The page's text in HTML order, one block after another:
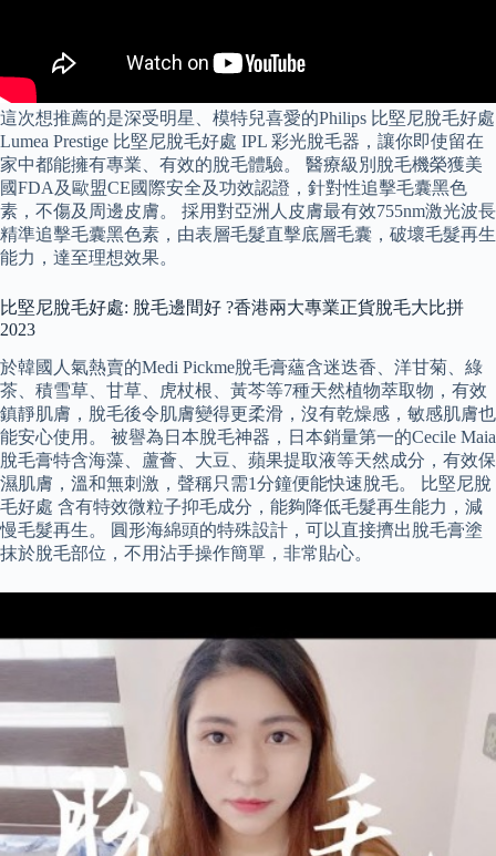
這次想推薦的是深受明星、模特兒喜愛的Philips 比堅尼脫毛好處
Lumea Prestige 比堅尼脫毛好處 IPL 彩光脫毛器，讓你即使留在
家中都能擁有專業、有效的脫毛體驗。 醫療級別脫毛機榮獲美
國FDA及歐盟CE國際安全及功效認證，針對性追擊毛囊黑色
素，不傷及周邊皮膚。 採用對亞洲人皮膚最有效755nm激光波長
精準追擊毛囊黑色素，由表層毛髮直擊底層毛囊，破壞毛髮再生
能力，達至理想效果。
比堅尼脫毛好處: 脫毛邊間好 ?香港兩大專業正貨脫毛大比拼
2023
於韓國人氣熱賣的Medi Pickme脫毛膏蘊含迷迭香、洋甘菊、綠
茶、積雪草、甘草、虎杖根、黃芩等7種天然植物萃取物，有效
鎮靜肌膚，脫毛後令肌膚變得更柔滑，沒有乾燥感，敏感肌膚也
能安心使用。 被譽為日本脫毛神器，日本銷量第一的Cecile Maia
脫毛膏特含海藻、蘆薈、大豆、蘋果提取液等天然成分，有效保
濕肌膚，溫和無刺激，聲稱只需1分鐘便能快速脫毛。 比堅尼脫
毛好處 含有特效微粒子抑毛成分，能夠降低毛髮再生能力，減
慢毛髮再生。 圓形海綿頭的特殊設計，可以直接擠出脫毛膏塗
抹於脫毛部位，不用沾手操作簡單，非常貼心。